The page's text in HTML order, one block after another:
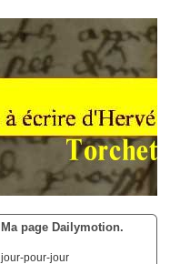
Ma page Dailymotion.
jour-pour-jour